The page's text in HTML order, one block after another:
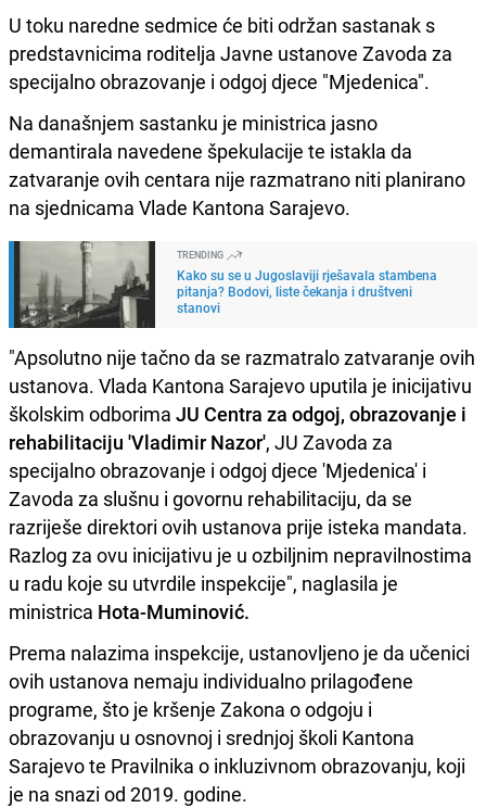
U toku naredne sedmice će biti održan sastanak s
predstavnicima roditelja Javne ustanove Zavoda za
specijalno obrazovanje i odgoj djece "Mjedenica".
Na današnjem sastanku je ministrica jasno
demantirala navedene špekulacije te istakla da
zatvaranje ovih centara nije razmatrano niti planirano
na sjednicama Vlade Kantona Sarajevo.
TRENDING
Kako su se u Jugoslaviji rješavala stambena
pitanja? Bodovi, liste čekanja i društveni
stanovi
"Apsolutno nije tačno da se razmatralo zatvaranje ovih
ustanova. Vlada Kantona Sarajevo uputila je inicijativu
školskim odborima JU Centra za odgoj, obrazovanje i
rehabilitaciju 'Vladimir Nazor', JU Zavoda za
specijalno obrazovanje i odgoj djece 'Mjedenica' i
Zavoda za slušnu i govornu rehabilitaciju, da se
razriješe direktori ovih ustanova prije isteka mandata.
Razlog za ovu inicijativu je u ozbiljnim nepravilnostima
u radu koje su utvrdile inspekcije", naglasila je
ministrica Hota-Muminović.
Prema nalazima inspekcije, ustanovljeno je da učenici
ovih ustanova nemaju individualno prilagođene
programe, što je kršenje Zakona o odgoju i
obrazovanju u osnovnoj i srednjoj školi Kantona
Sarajevo te Pravilnika o inkluzivnom obrazovanju, koji
je na snazi od 2019. godine.